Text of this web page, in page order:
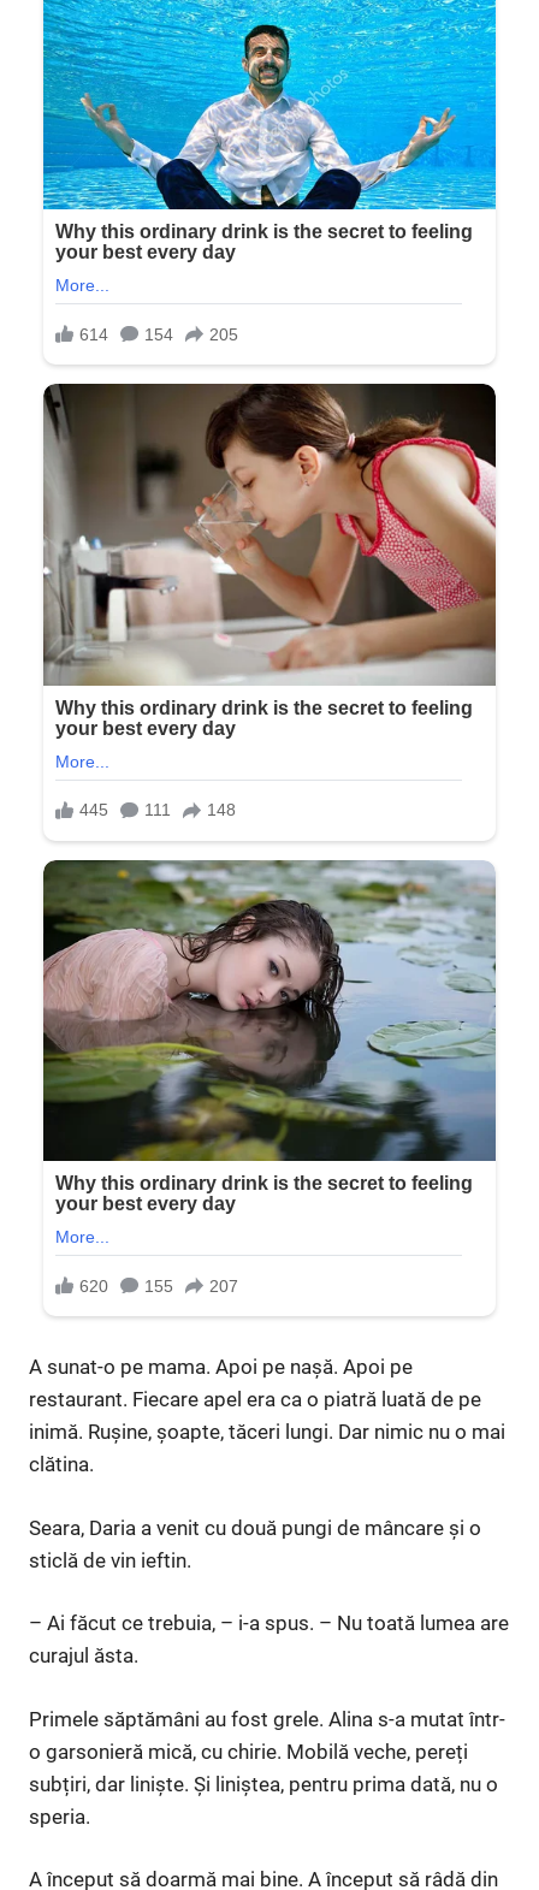
A sunat-o pe mama. Apoi pe nașă. Apoi pe
restaurant. Fiecare apel era ca o piatră luată de pe
inimă. Rușine, șoapte, tăceri lungi. Dar nimic nu o mai
clătina.
Seara, Daria a venit cu două pungi de mâncare și o
sticlă de vin ieftin.
– Ai făcut ce trebuia, – i-a spus. – Nu toată lumea are
curajul ăsta.
Primele săptămâni au fost grele. Alina s-a mutat într-
o garsonieră mică, cu chirie. Mobilă veche, pereți
subțiri, dar liniște. Și liniștea, pentru prima dată, nu o
speria.
A început să doarmă mai bine. A început să râdă din